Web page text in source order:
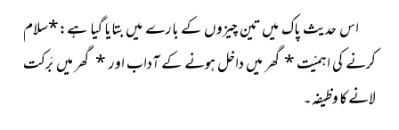
اس حدیث پاک میں تین چیزوں کے بارے میں بتایا گیا ہے:*سلام
کرنے کی اہمیّت* گھر میں داخل ہونے کے آداب اور* گھر میں بَرکت
لانے کا وظیفہ۔